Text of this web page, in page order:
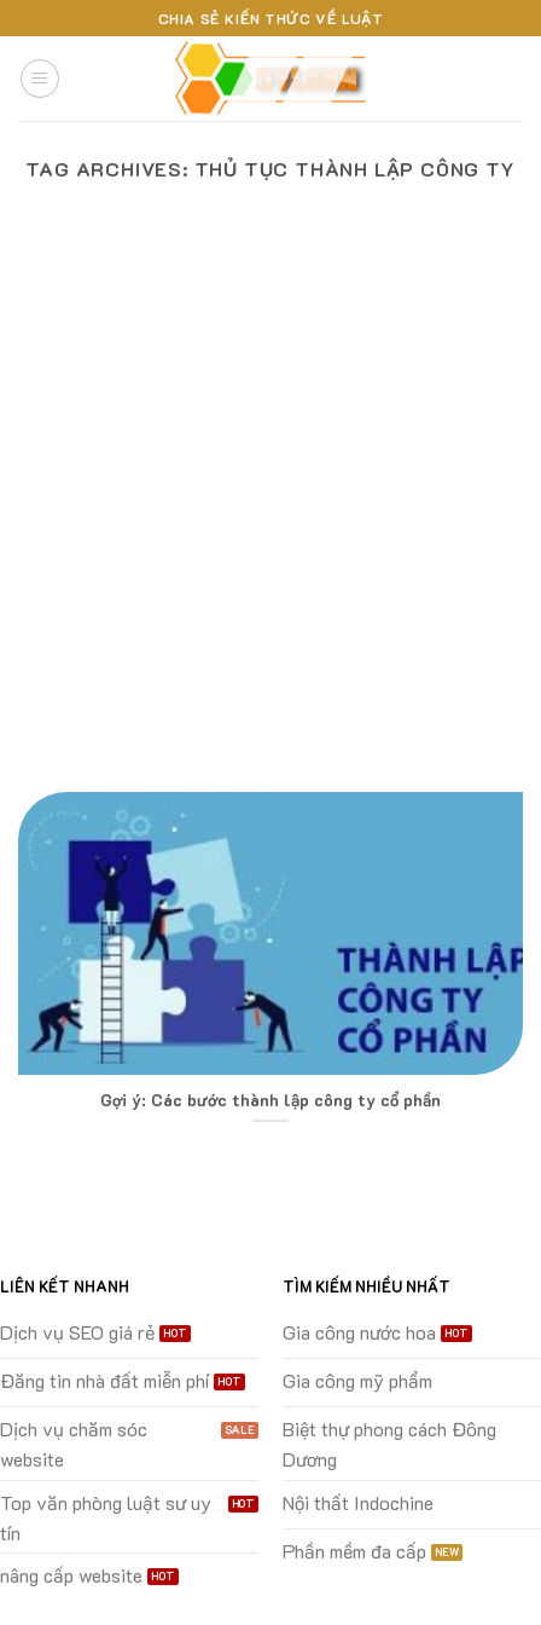
to
content
CHIA SẺ KIẾN THỨC VỀ LUẬT
TAG ARCHIVES: THỦ TỤC THÀNH LẬP CÔNG TY
Gợi ý: Các bước thành lập công ty cổ phần
LIÊN KẾT NHANH
Dịch vụ SEO giá rẻ
Đăng tin nhà đất miễn phí
Dịch vụ chăm sóc
website
Top văn phòng luật sư uy
tín
nâng cấp website
TÌM KIẾM NHIỀU NHẤT
Gia công nước hoa
Gia công mỹ phẩm
Biệt thự phong cách Đông
Dương
Nội thất Indochine
Phần mềm đa cấp